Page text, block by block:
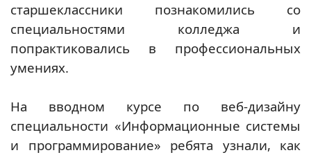
старшеклассники познакомились со
специальностями колледжа и
попрактиковались в профессиональных
умениях.
На вводном курсе по веб-дизайну
специальности «Информационные системы
и программирование» ребята узнали, как